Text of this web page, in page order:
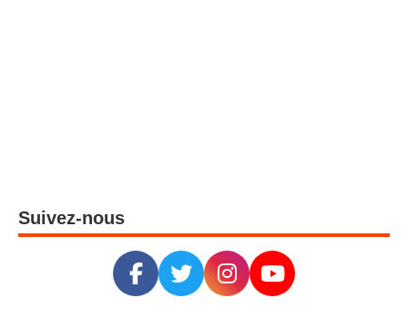
Suivez-nous